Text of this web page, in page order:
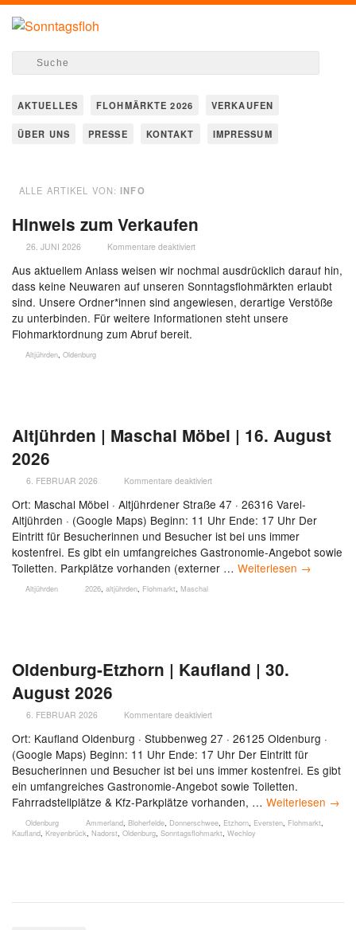
AKTUELLES FLOHMÄRKTE 2026 VERKAUFEN
ÜBER UNS PRESSE KONTAKT IMPRESSUM
ALLE ARTIKEL VON:INFO
Hinweis zum Verkaufen
26. JUNI 2026 Kommentare deaktiviert
Aus aktuellem Anlass weisen wir nochmal ausdrücklich darauf hin,
dass keine Neuwaren auf unseren Sonntagsflohmärkten erlaubt
sind. Unsere Ordner*innen sind angewiesen, derartige Verstöße
zu unterbinden. Für weitere Informationen steht unsere
Flohmarktordnung zum Abruf bereit.
Altjührden, Oldenburg
Altjührden | Maschal Möbel | 16. August
2026
6. FEBRUAR 2026 Kommentare deaktiviert
Ort: Maschal Möbel · Altjührdener Straße 47 · 26316 Varel-
Altjührden · (Google Maps) Beginn: 11 Uhr Ende: 17 Uhr Der
Eintritt für Besucherinnen und Besucher ist bei uns immer
kostenfrei. Es gibt ein umfangreiches Gastronomie-Angebot sowie
Toiletten. Parkplätze vorhanden (externer … Weiterlesen →
Altjührden 2026, altjührden, Flohmarkt, Maschal
Oldenburg-Etzhorn | Kaufland | 30.
August 2026
6. FEBRUAR 2026 Kommentare deaktiviert
Ort: Kaufland Oldenburg · Stubbenweg 27 · 26125 Oldenburg ·
(Google Maps) Beginn: 11 Uhr Ende: 17 Uhr Der Eintritt für
Besucherinnen und Besucher ist bei uns immer kostenfrei. Es gibt
ein umfangreiches Gastronomie-Angebot sowie Toiletten.
Fahrradstellplätze & Kfz-Parkplätze vorhanden, … Weiterlesen →
Oldenburg Ammerland, Bloherfelde, Donnerschwee, Etzhorn, Eversten, Flohmarkt,
Kaufland, Kreyenbrück, Nadorst, Oldenburg, Sonntagsflohmarkt, Wechloy